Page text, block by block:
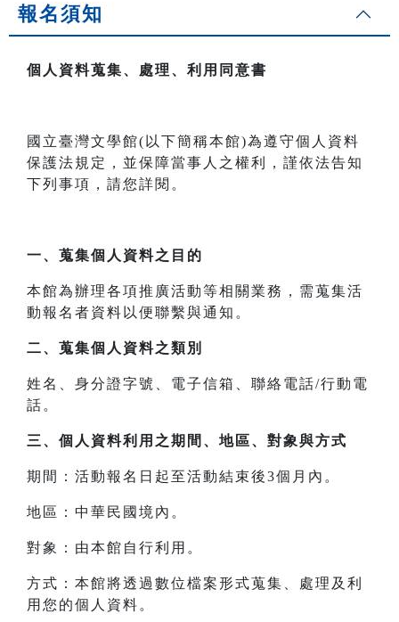
報名須知
個人資料蒐集、處理、利用同意書
國立臺灣文學館(以下簡稱本館)為遵守個人資料
保護法規定，並保障當事人之權利，謹依法告知
下列事項，請您詳閱。
一、 蒐集個人資料之目的
本館為辦理各項推廣活動等相關業務，需蒐集活
動報名者資料以便聯繫與通知。
二、 蒐集個人資料之類別
姓名、身分證字號、電子信箱、聯絡電話/行動電
話。
三、 個人資料利用之期間、地區、對象與方式
期間：活動報名日起至活動結束後3個月內。
地區：中華民國境內。
對象：由本館自行利用。
方式：本館將透過數位檔案形式蒐集、處理及利
用您的個人資料。